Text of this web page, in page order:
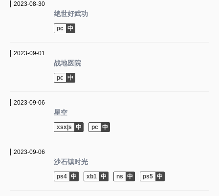
2023-08-30
绝世好武功
pc
2023-09-01
战地医院
pc
2023-09-06
星空
xsx|s pc
2023-09-06
沙石镇时光
ps4 xb1 ns ps5